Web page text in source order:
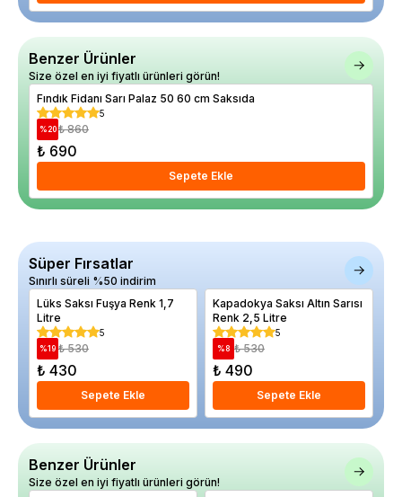
Benzer Ürünler
Size özel en iyi fiyatlı ürünleri görün!
Fındık Fidanı Sarı Palaz 50 60 cm Saksıda
5
%20 ₺ 860
₺ 690
Sepete Ekle
Süper Fırsatlar
Sınırlı süreli %50 indirim
Lüks Saksı Fuşya Renk 1,7
Litre
5
%19 ₺ 530
₺ 430
Sepete Ekle
Kapadokya Saksı Altın Sarısı
Renk 2,5 Litre
5
% 8 ₺ 530
₺ 490
Sepete Ekle
Benzer Ürünler
Size özel en iyi fiyatlı ürünleri görün!